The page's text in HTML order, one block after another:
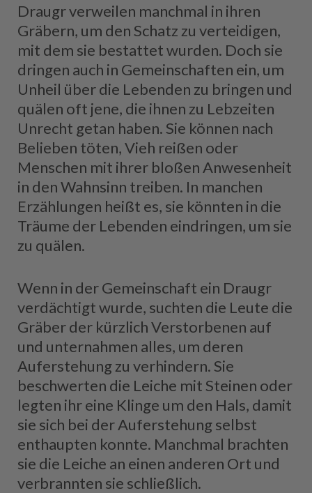
Draugr verweilen manchmal in ihren
Gräbern, um den Schatz zu verteidigen,
mit dem sie bestattet wurden. Doch sie
dringen auch in Gemeinschaften ein, um
Unheil über die Lebenden zu bringen und
quälen oft jene, die ihnen zu Lebzeiten
Unrecht getan haben. Sie können nach
Belieben töten, Vieh reißen oder
Menschen mit ihrer bloßen Anwesenheit
in den Wahnsinn treiben. In manchen
Erzählungen heißt es, sie könnten in die
Träume der Lebenden eindringen, um sie
zu quälen.
Wenn in der Gemeinschaft ein Draugr
verdächtigt wurde, suchten die Leute die
Gräber der kürzlich Verstorbenen auf
und unternahmen alles, um deren
Auferstehung zu verhindern. Sie
beschwerten die Leiche mit Steinen oder
legten ihr eine Klinge um den Hals, damit
sie sich bei der Auferstehung selbst
enthaupten konnte. Manchmal brachten
sie die Leiche an einen anderen Ort und
verbrannten sie schließlich.